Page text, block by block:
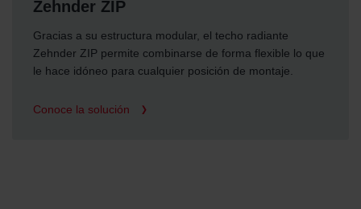
Zehnder ZIP
Gracias a su estructura modular, el techo radiante
Zehnder ZIP permite combinarse de forma flexible lo que
le hace idóneo para cualquier posición de montaje.
Conoce la solución